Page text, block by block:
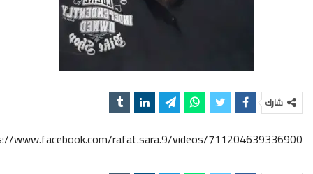
شارك
www.facebook.com/rafat.sara.9/videos/711204639336900/